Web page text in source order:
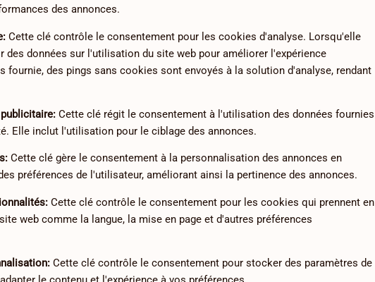
des annonces.
: Cette clé contrôle le consentement pour les cookies d'analyse. Lorsqu'elle
des données sur l'utilisation du site web pour améliorer l'expérience
fournie, des pings sans cookies sont envoyés à la solution d'analyse, rendant
: Cette clé régit le consentement à l'utilisation des données fournies
Elle inclut l'utilisation pour le ciblage des annonces.
: Cette clé gère le consentement à la personnalisation des annonces en
préférences de l'utilisateur, améliorant ainsi la pertinence des annonces.
: Cette clé contrôle le consentement pour les cookies qui prennent en
web comme la langue, la mise en page et d'autres préférences
: Cette clé contrôle le consentement pour stocker des paramètres de